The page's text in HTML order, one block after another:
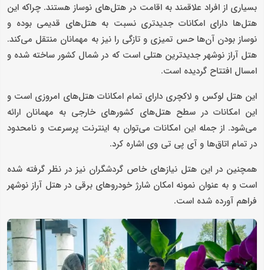
بسیاری از افراد علاقمند به اقامت در هتل‌های نوساز هستند. چراکه این
هتل‌ها دارای امکانات جدیدتری نسبت به هتل‌های قدیمی بوده و
نوساز بودن آن‌ها حس تمیزی و تازگی را نیز به مهمانان منتقل می‌کند.
هتل آراز نوشهر جدیدترین هتلی است که در شمال کشور ساخته شده و
امسال افتتاح گردیده است.
این هتل لوکس و لاکچری دارای تمام امکانات هتل‌های امروزی است و
این امکانات در سطح هتل‌های کشورهای خارجی به مهمانان ارائه
می‌شود. از جمله این امکانات می‌توان به اینترنت پرسرعت و نامحدود
در تمام اتاق‌ها و آی پی تی وی اشاره کرد.
همچنین در این هتل نیازهای خاص گردشگران نیز در نظر گرفته شده
است و به عنوان نمونه امکان شارژ خودروهای برقی در هتل آراز نوشهر
فراهم آورده شده است.